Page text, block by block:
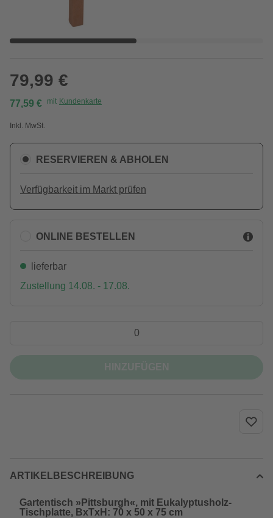
79,99 €
77,59 € mit Kundenkarte
Inkl. MwSt.
RESERVIEREN & ABHOLEN
Verfügbarkeit im Markt prüfen
ONLINE BESTELLEN
lieferbar
Zustellung 14.08. - 17.08.
ARTIKELBESCHREIBUNG
Gartentisch »Pittsburgh«, mit Eukalyptusholz-
Tischplatte, BxTxH: 70 x 50 x 75 cm